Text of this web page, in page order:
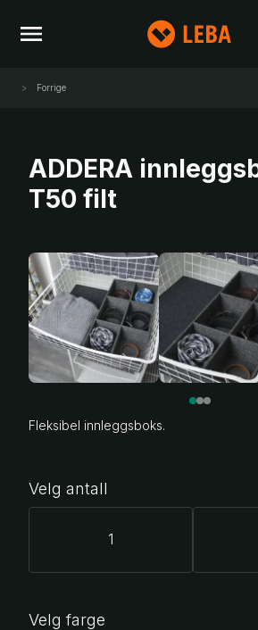
Forrige
ADDERA
T50 filt
Fleksibel innleggsboks.
Velg antall
1
Velg farge